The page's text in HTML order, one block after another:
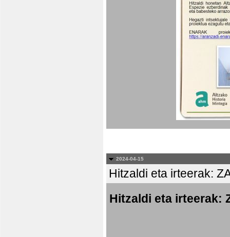
2024-04-15
Hitzaldi eta irteerak:
Hitzaldi eta irteerak: